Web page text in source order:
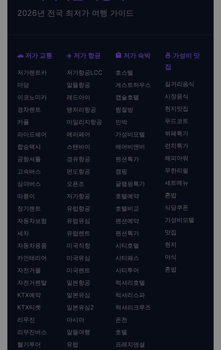
2026년 전국 최저가 여행 가이드
🚗 저가 교통
저가렌트카
마당
이코노미카
경차렌트
카풀
라이드쉐어
합승택시
공항셔틀
고속버스
심야버스
따릉이
장기렌트
자동차보험
세차
자동차용품
카인테리어
자전거몰
자전거렌탈
KTX예약
KTX티켓
리무진
리무진버스
헬기투어
✈️ 저가 항공
저가항공LCC
알뜰항공
레드아이
땡처리항공
마일리지항공
에러페어
스탠바이
경유항공
편도항공
오픈조
저가항공
유럽항공
유럽유심
유럽렌트
미국직항
미국유심
미국렌트
일본항공
일본유심
일본유심2
아시아
알뜰여행
유럽
🏨 저가 숙박
호스텔
게스트하우스
캡슐호텔
찜질방
민박
가성비모텔
에어비앤비
펜션특가
캠핑
글램핑특가
호텔예약
호텔비교
펜션예약
펜션특가
시티호텔
시티패스
시티투어
럭셔리호텔
럭셔리스파
럭셔리크루즈
온천
호텔
프레지덴셜
🍜 가성비 맛
집
길거리음식
시장음식
현지맛집
푸드코트
뷔페특가
런치특가
해피아워
무한리필
세트메뉴
혼밥
식당쿠폰
가성비모텔
맛집
현지
야식
혼밥